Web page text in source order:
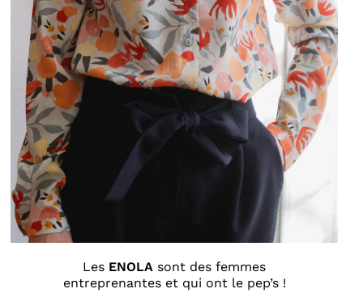
Les ENOLA sont des femmes
entreprenantes et qui ont le pep’s !